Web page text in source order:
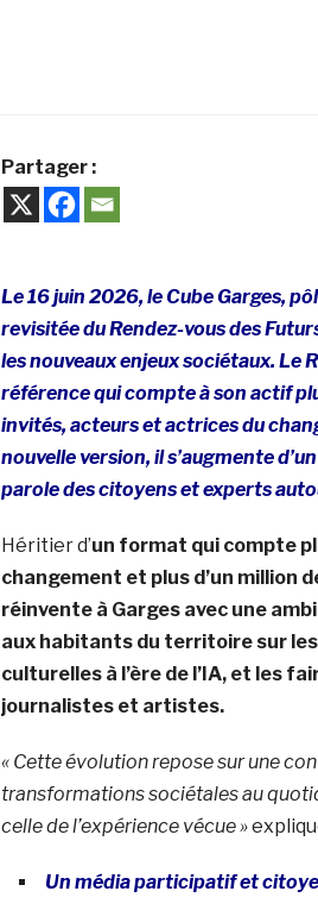
Partager :
Le 16 juin 2026, le Cube Garges,
revisitée du Rendez-vous des
les nouveaux enjeux sociétaux. Le
référence qui compte à son actif
invités, acteurs et actrices du
nouvelle version, il s’augmente
parole des citoyens et experts
Héritier d’un format qui compte
changement et plus d’un million
réinvente à Garges avec une
aux habitants du territoire sur
culturelles à l’ère de l’IA, et les
journalistes et artistes.
« Cette évolution repose sur une
transformations sociétales au
cellede l’expérience vécue »
Un média participatif et